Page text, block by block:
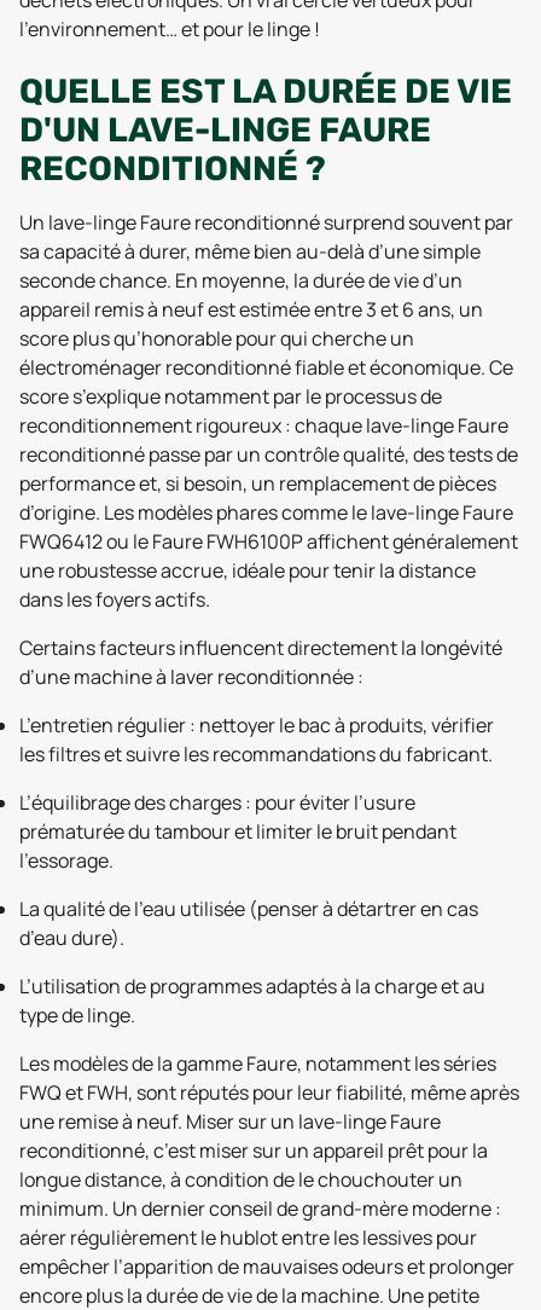
l’environnement… et pour le linge !
QUELLE EST LA DURÉE DE VIE
D'UN LAVE-LINGE FAURE
RECONDITIONNÉ ?
Un lave-linge Faure reconditionné surprend souvent par
sa capacité à durer, même bien au-delà d’une simple
seconde chance. En moyenne, la durée de vie d’un
appareil remis à neuf est estimée entre 3 et 6 ans, un
score plus qu’honorable pour qui cherche un
électroménager reconditionné fiable et économique. Ce
score s’explique notamment par le processus de
reconditionnement rigoureux : chaque lave-linge Faure
reconditionné passe par un contrôle qualité, des tests de
performance et, si besoin, un remplacement de pièces
d’origine. Les modèles phares comme le lave-linge Faure
FWQ6412 ou le Faure FWH6100P affichent généralement
une robustesse accrue, idéale pour tenir la distance
dans les foyers actifs.
Certains facteurs influencent directement la longévité
d’une machine à laver reconditionnée :
L’entretien régulier : nettoyer le bac à produits, vérifier
les filtres et suivre les recommandations du fabricant.
L’équilibrage des charges : pour éviter l’usure
prématurée du tambour et limiter le bruit pendant
l’essorage.
La qualité de l’eau utilisée (penser à détartrer en cas
d’eau dure).
L’utilisation de programmes adaptés à la charge et au
type de linge.
Les modèles de la gamme Faure, notamment les séries
FWQ et FWH, sont réputés pour leur fiabilité, même après
une remise à neuf. Miser sur un lave-linge Faure
reconditionné, c’est miser sur un appareil prêt pour la
longue distance, à condition de le chouchouter un
minimum. Un dernier conseil de grand-mère moderne :
aérer régulièrement le hublot entre les lessives pour
empêcher l’apparition de mauvaises odeurs et prolonger
encore plus la durée de vie de la machine. Une petite